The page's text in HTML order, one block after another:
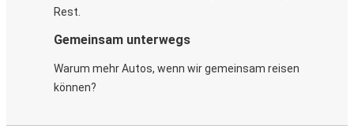
Rest.
Gemeinsam unterwegs
Warum mehr Autos, wenn wir gemeinsam reisen
können?